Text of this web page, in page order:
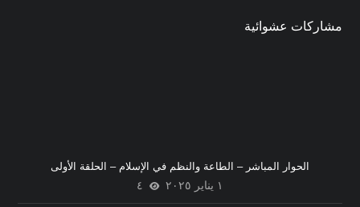
مشاركات عشوائية
الحوار المباشر – الطاعة والنظم في الإسلام – الحلقة الأولى
١ يناير ٢٠٢٥ ٤